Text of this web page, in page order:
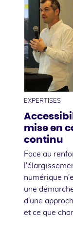
EXPERTISES
mise en
continu
Face au
numérique
une
d'une
et ce que